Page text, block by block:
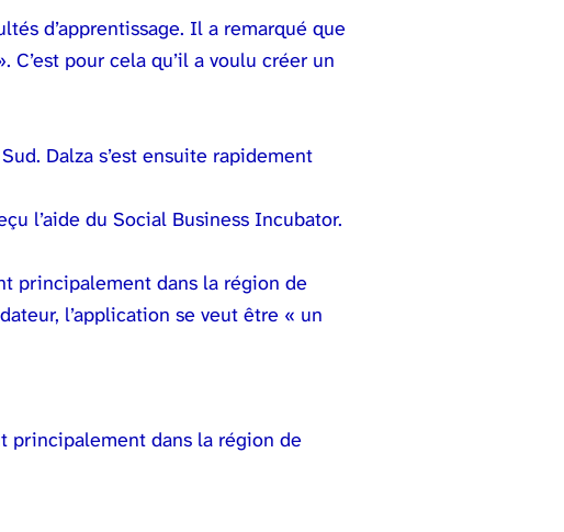
d’apprentissage. Il a remarqué que
pour cela qu’il a voulu créer un
Dalza s’est ensuite rapidement
l’aide du Social Business Incubator.
principalement dans la région de
l’application se veut être « un
principalement dans la région de